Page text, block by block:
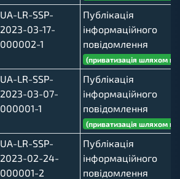
UA-LR-SSP-
2023-03-17-
000002-1
Публікація
інформаційного
повідомлення
(приватизація шляхом
UA-LR-SSP-
2023-03-07-
000001-1
Публікація
інформаційного
повідомлення
(приватизація шляхом
UA-LR-SSP-
2023-02-24-
000001-2
Публікація
інформаційного
повідомлення